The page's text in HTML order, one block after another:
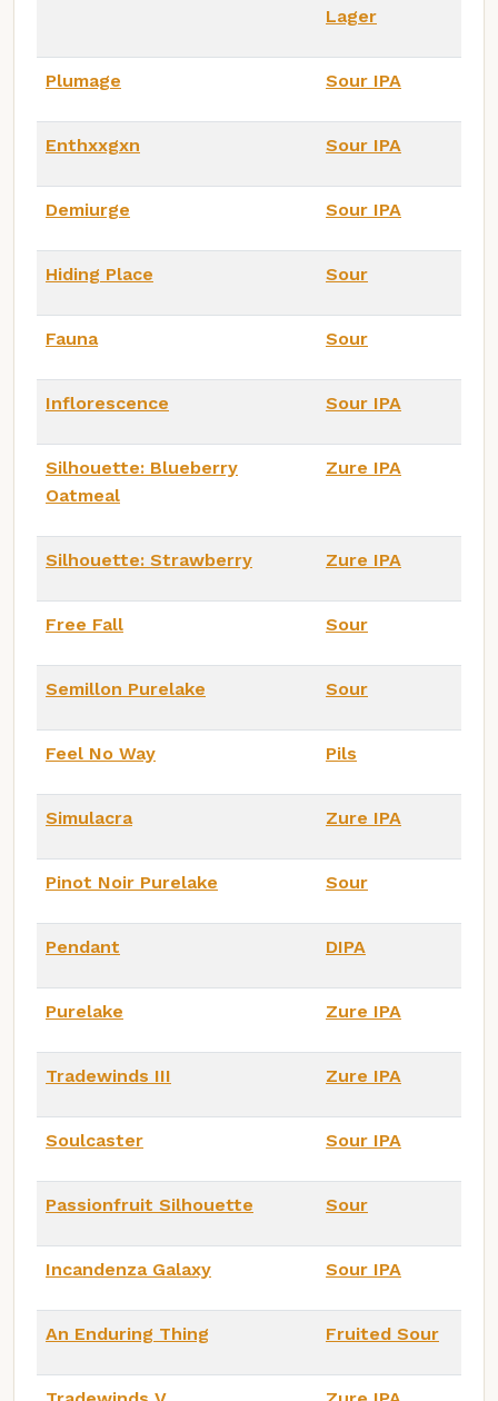
Lager
Plumage Sour IPA
Enthxxgxn Sour IPA
Demiurge Sour IPA
Hiding Place Sour
Fauna Sour
Inflorescence Sour IPA
Silhouette: Blueberry
Oatmeal
Zure IPA
Silhouette: Strawberry Zure IPA
Free Fall Sour
Semillon Purelake Sour
Feel No Way Pils
Simulacra Zure IPA
Pinot Noir Purelake Sour
Pendant DIPA
Purelake Zure IPA
Tradewinds III Zure IPA
Soulcaster Sour IPA
Passionfruit Silhouette Sour
Incandenza Galaxy Sour IPA
An Enduring Thing Fruited Sour